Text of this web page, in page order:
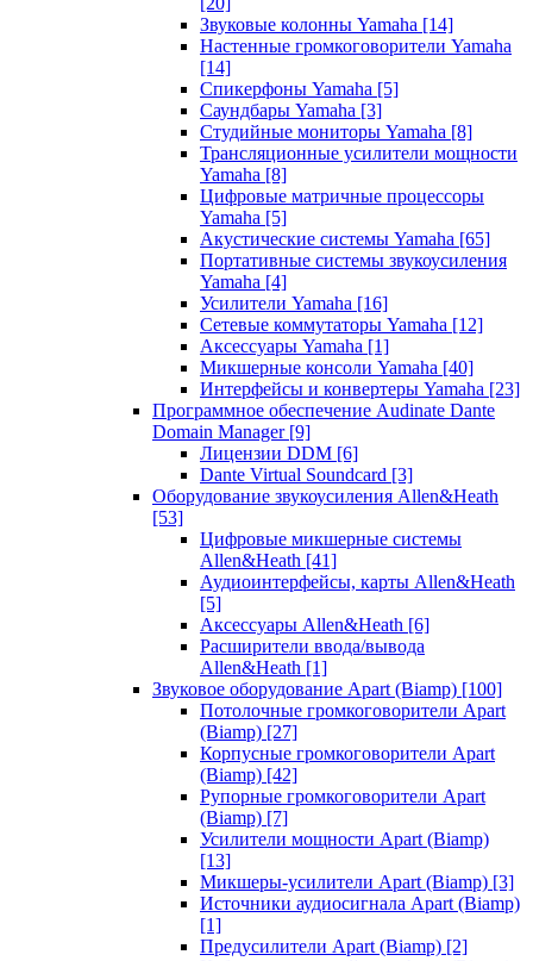
Звуковые колонны Yamaha [14]
Настенные громкоговорители Yamaha
[14]
Спикерфоны Yamaha [5]
Саундбары Yamaha [3]
Студийные мониторы Yamaha [8]
Трансляционные усилители мощности
Yamaha [8]
Цифровые матричные процессоры
Yamaha [5]
Акустические системы Yamaha [65]
Портативные системы звукоусиления
Yamaha [4]
Усилители Yamaha [16]
Сетевые коммутаторы Yamaha [12]
Аксессуары Yamaha [1]
Микшерные консоли Yamaha [40]
Интерфейсы и конвертеры Yamaha [23]
Программное обеспечение Audinate Dante
Domain Manager [9]
Лицензии DDM [6]
Dante Virtual Soundcard [3]
Оборудование звукоусиления Allen&Heath
[53]
Цифровые микшерные системы
Allen&Heath [41]
Аудиоинтерфейсы, карты Allen&Heath
[5]
Аксессуары Allen&Heath [6]
Расширители ввода/вывода
Allen&Heath [1]
Звуковое оборудование Apart (Biamp) [100]
Потолочные громкоговорители Apart
(Biamp) [27]
Корпусные громкоговорители Apart
(Biamp) [42]
Рупорные громкоговорители Apart
(Biamp) [7]
Усилители мощности Apart (Biamp)
[13]
Микшеры-усилители Apart (Biamp) [3]
Источники аудиосигнала Apart (Biamp)
[1]
Предусилители Apart (Biamp) [2]